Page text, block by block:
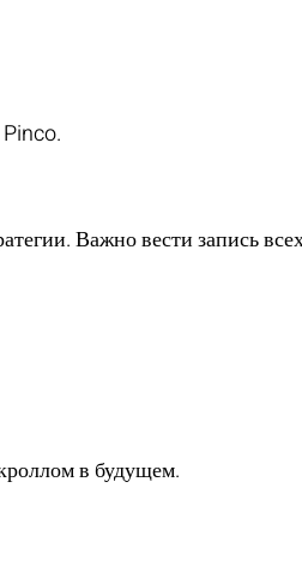
Важно вести запись
в будущем.